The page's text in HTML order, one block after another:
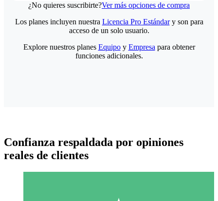
¿No quieres suscribirte?Ver más opciones de compra
Los planes incluyen nuestra Licencia Pro Estándary son para
acceso de un solo usuario.
Explore nuestros planes Equipoy Empresa para obtener
funciones adicionales.
Confianza respaldada por opiniones
reales de clientes